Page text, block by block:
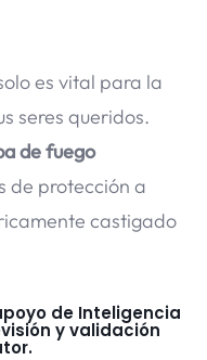
es vital para la
seres queridos.
de fuego
de protección a
castigado
de Inteligencia
y validación